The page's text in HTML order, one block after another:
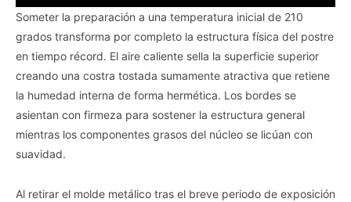
Someter la preparación a una temperatura inicial de 210
grados transforma por completo la estructura física del postre
en tiempo récord. El aire caliente sella la superficie superior
creando una costra tostada sumamente atractiva que retiene
la humedad interna de forma hermética. Los bordes se
asientan con firmeza para sostener la estructura general
mientras los componentes grasos del núcleo se licúan con
suavidad.
Al retirar el molde metálico tras el breve periodo de exposición